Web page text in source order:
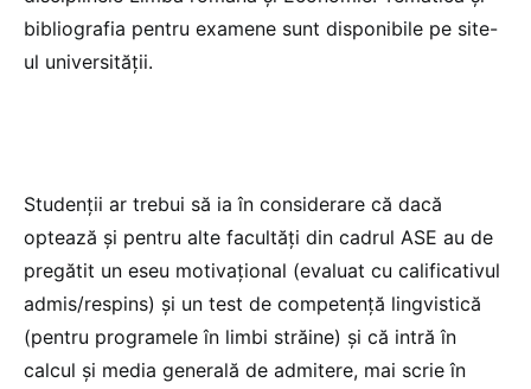
bibliografia pentru examene sunt disponibile pe site-
ul universității.
Studenții ar trebui să ia în considerare că dacă
optează și pentru alte facultăți din cadrul ASE au de
pregătit un eseu motivațional (evaluat cu calificativul
admis/respins) și un test de competență lingvistică
(pentru programele în limbi străine) și că intră în
calcul și media generală de admitere, mai scrie în